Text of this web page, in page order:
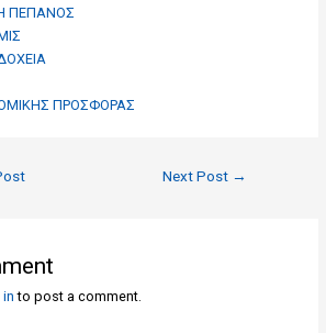
ΠΕΠΑΝΟΣ
ΠΡΟΣΦΟΡΑΣ
Next Post →
to post a comment.